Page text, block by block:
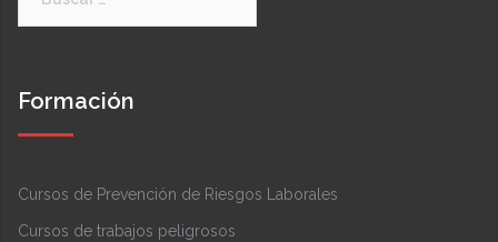
Formación
Cursos de Prevención de Riesgos Laborales
Cursos de trabajos peligrosos